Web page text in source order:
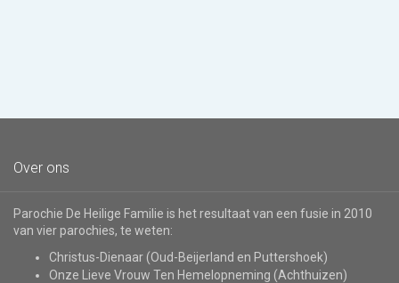
Over ons
Parochie De Heilige Familie is het resultaat van een fusie in 2010
van vier parochies, te weten:
Christus-Dienaar (Oud-Beijerland en Puttershoek)
Onze Lieve Vrouw Ten Hemelopneming (Achthuizen)